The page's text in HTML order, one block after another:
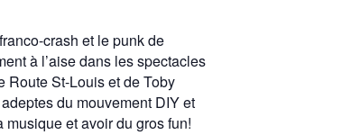
crash et le punk de
à l’aise dans les spectacles
Route St-Louis et de Toby
du mouvement DIY et
et avoir du gros fun!